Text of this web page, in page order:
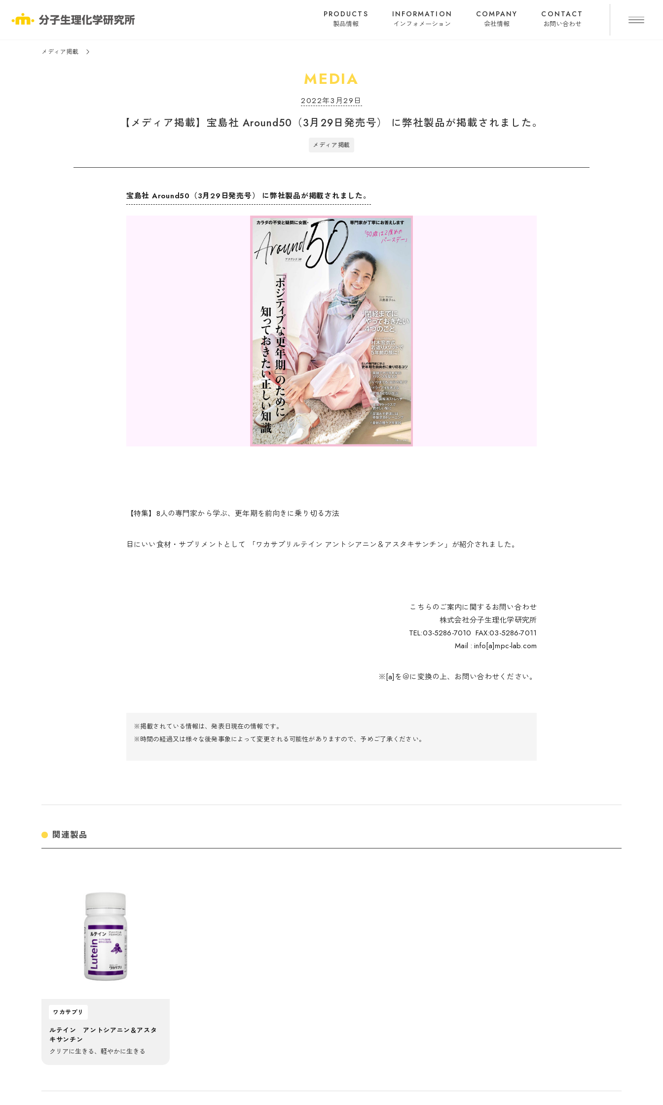
PRODUCTS
製品情報
INFORMATION
インフォメーション
COMPANY
会社情報
CONTACT
お問い合わせ
メディア掲載
MEDIA
2022年3月29日
【メディア掲載】宝島社 Around50（3月29日発売号） に弊社製品が掲載されました。
メディア掲載
宝島社 Around50（3月29日発売号） に弊社製品が掲載されました。
【特集】8人の専門家から学ぶ、更年期を前向きに乗り切る方法
目にいい食材・サプリメントとして 「ワカサプリルテイン アントシアニン＆アスタキサンチン」が紹介されました。
こちらのご案内に関するお問い合わせ
株式会社分子生理化学研究所
TEL:03-5286-7010 FAX:03-5286-7011
Mail : info[a]mpc-lab.com
※[a]を＠に変換の上、お問い合わせください。
※掲載されている情報は、発表日現在の情報です。
※時間の経過又は様々な後発事象によって変更される可能性がありますので、予めご了承ください。
関連製品
ワカサプリ
ルテイン アントシアニン＆アスタ
キサンチン
クリアに生きる、軽やかに生きる